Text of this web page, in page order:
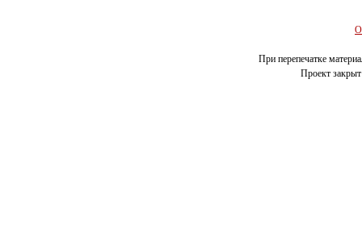
О
При перепечатке
Проект закрыт